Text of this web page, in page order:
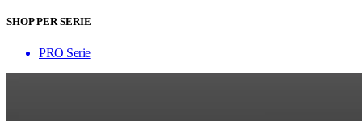
SHOP PER SERIE
PRO Serie